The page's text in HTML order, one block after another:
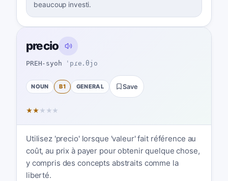
beaucoup investi.
precio
PREH-syoh ˈpɾe.θjo
NOUN B1 GENERAL Save
★★ ★ ★ ★
Utilisez 'precio' lorsque 'valeur' fait référence au
coût, au prix à payer pour obtenir quelque chose,
y compris des concepts abstraits comme la
liberté.